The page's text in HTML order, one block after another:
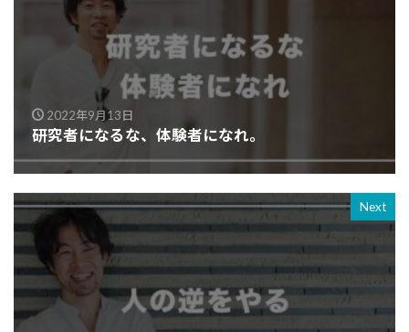
2022年9月13日
研究者になるな、体験者になれ。
Next